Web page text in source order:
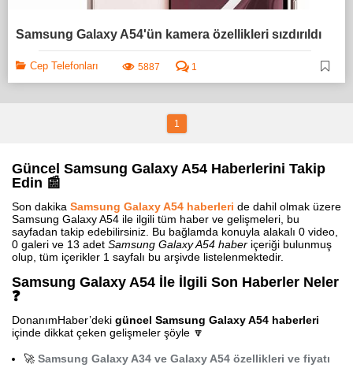
Samsung Galaxy A54'ün kamera özellikleri sızdırıldı
Cep Telefonları 5887 1
1
Güncel Samsung Galaxy A54 Haberlerini Takip
Edin 📰
Son dakika Samsung Galaxy A54 haberleri de dahil olmak üzere
Samsung Galaxy A54 ile ilgili tüm haber ve gelişmeleri, bu
sayfadan takip edebilirsiniz. Bu bağlamda konuyla alakalı 0 video,
0 galeri ve 13 adet Samsung Galaxy A54 haber içeriği bulunmuş
olup, tüm içerikler 1 sayfalı bu arşivde listelenmektedir.
Samsung Galaxy A54 İle İlgili Son Haberler Neler
❓
DonanımHaber’deki güncel Samsung Galaxy A54 haberleri
içinde dikkat çeken gelişmeler şöyle 🔽
🚀 Samsung Galaxy A34 ve Galaxy A54 özellikleri ve fiyatı